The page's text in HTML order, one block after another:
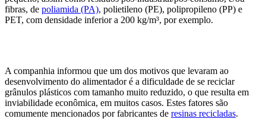
fibras, de poliamida (PA), polietileno (PE), polipropileno (PP) e
PET, com densidade inferior a 200 kg/m³, por exemplo.
A companhia informou que um dos motivos que levaram ao
desenvolvimento do alimentador é a dificuldade de se reciclar
grânulos plásticos com tamanho muito reduzido, o que resulta em
inviabilidade econômica, em muitos casos. Estes fatores são
comumente mencionados por fabricantes de resinas recicladas.